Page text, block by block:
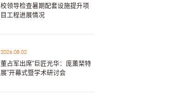
校领导检查暑期配套设施提升项
目工程进展情况
2026.08.02
董占军出席“巨匠光华：庞薰琹特
展”开幕式暨学术研讨会